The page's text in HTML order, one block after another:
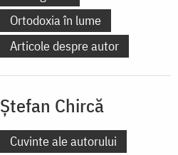
Ortodoxia în lume
Articole despre autor
Ștefan Chircă
Cuvinte ale autorului